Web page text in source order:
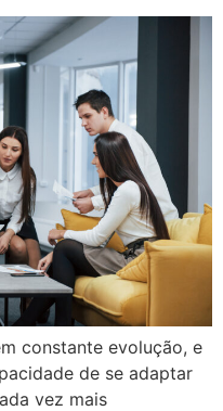
constante evolução, e
de se adaptar
vez mais